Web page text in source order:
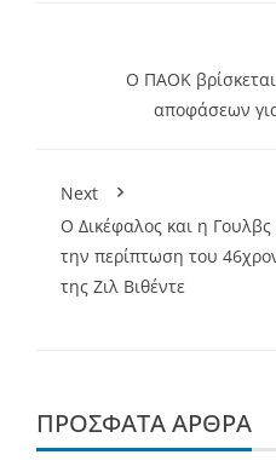
Ο ΠΑΟΚ
αποφάσεων
Next
O Δικέφαλος και η
την περίπτωση του
της Ζιλ Βιθέντε
ΠΡΌΣΦΑΤΑ ΆΡΘΡΑ